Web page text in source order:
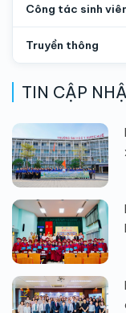
Công tác sinh
Truyền thông
TIN CẬP